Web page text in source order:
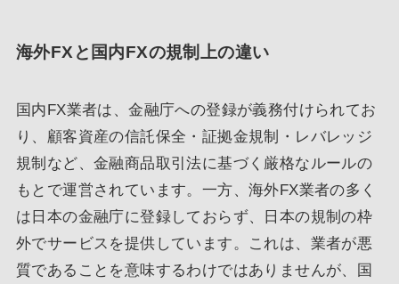
海外FXと国内FXの規制上の違い
国内FX業者は、金融庁への登録が義務付けられてお
り、顧客資産の信託保全・証拠金規制・レバレッジ
規制など、金融商品取引法に基づく厳格なルールの
もとで運営されています。一方、海外FX業者の多く
は日本の金融庁に登録しておらず、日本の規制の枠
外でサービスを提供しています。これは、業者が悪
質であることを意味するわけではありませんが、国